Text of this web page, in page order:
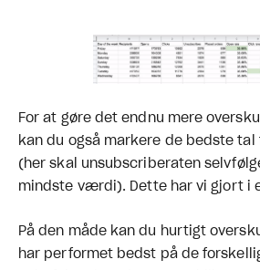
For at gøre det endnu mere
kan du også markere de bedste tal
(her skal unsubscriberaten
mindste værdi). Dette har vi gjort i
På den måde kan du hurtigt
har performet bedst på de